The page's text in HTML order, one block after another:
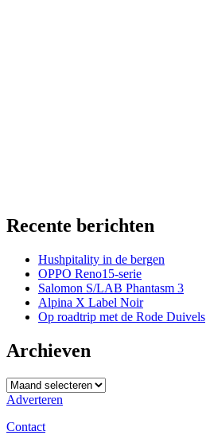
Recente berichten
Hushpitality in de bergen
OPPO Reno15-serie
Salomon S/LAB Phantasm 3
Alpina X Label Noir
Op roadtrip met de Rode Duivels
Archieven
Archieven
Adverteren
Contact